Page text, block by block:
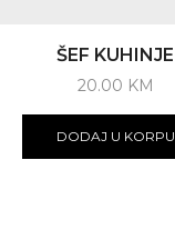
ŠEF KUHINJE
20.00 KM
DODAJ U KORPU